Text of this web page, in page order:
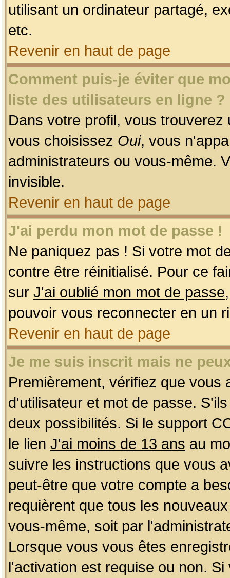
utilisant un ordinateur partagé,
etc.
Revenir en haut de page
Comment puis-je éviter que
liste des utilisateurs en ligne ?
Dans votre profil, vous
vous choisissez Oui, vous
administrateurs ou vous-même.
invisible.
Revenir en haut de page
J'ai perdu mon mot de passe !
Ne paniquez pas ! Si votre mot
contre être réinitialisé. Pour ce
sur J'ai oublié mon mot de passe
pouvoir vous reconnecter en un
Revenir en haut de page
Je me suis inscrit mais ne
Premièrement, vérifiez que
d'utilisateur et mot de passe.
deux possibilités. Si le support
le lien J'ai moins de 13 ans au
suivre les instructions que vous
peut-être que votre compte a
requièrent que tous les
vous-même, soit par
Lorsque vous vous êtes
l'activation est requise ou non.